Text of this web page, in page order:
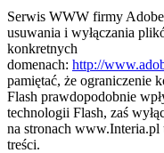
Serwis WWW firmy
usuwania i wyłączania
konkretnych
domenach: http://
pamiętać, że ograniczenie
Flash prawdopodobnie
technologii Flash, zaś
na stronach
treści.